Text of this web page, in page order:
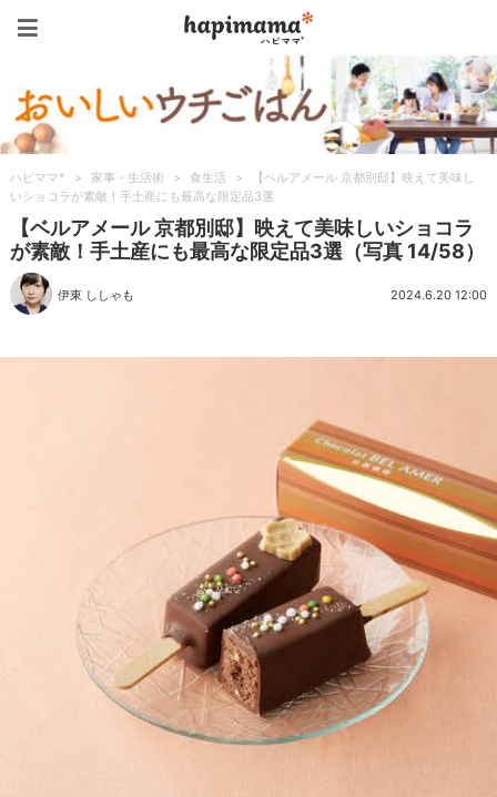
ハピママ* > 家事・生活術 > 食生活 >
【ベルアメール 京都別邸】映えて美味し
いショコラが素敵！手土産にも最高な限定品3選
【ベルアメール 京都別邸】映えて美味しいショコラ
が素敵！手土産にも最高な限定品3選（写真 14/58）
伊東 ししゃも 2024.6.20 12:00